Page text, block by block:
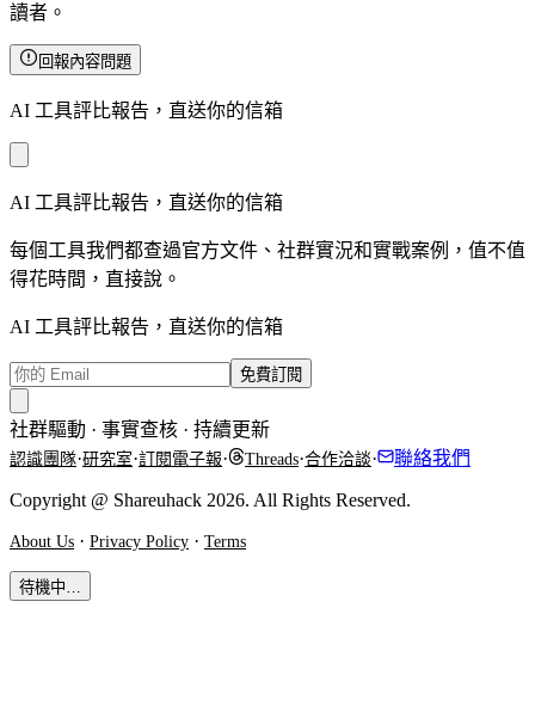
讀者。
回報內容問題
AI 工具評比報告，直送你的信箱
AI 工具評比報告，直送你的信箱
每個工具我們都查過官方文件、社群實況和實戰案例，值不值
得花時間，直接說。
AI 工具評比報告，直送你的信箱
免費訂閱
社群驅動 · 事實查核 · 持續更新
認識團隊·研究室·訂閱電子報· Threads·合作洽談· 聯絡我們
Copyright @ Shareuhack 2026. All Rights Reserved.
About Us · Privacy Policy · Terms
待機中…